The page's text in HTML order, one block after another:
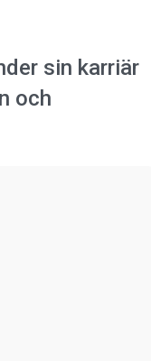
sin karriär
och